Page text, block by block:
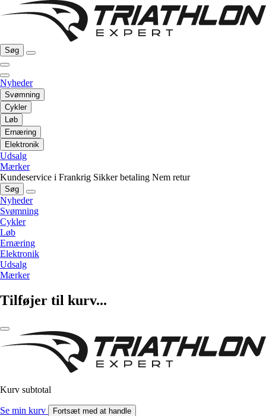
Søg
Nyheder
Svømning
Cykler
Løb
Ernæring
Elektronik
Udsalg
Mærker
Kundeservice i Frankrig Sikker betaling Nem retur
Søg
Nyheder
Svømning
Cykler
Løb
Ernæring
Elektronik
Udsalg
Mærker
Tilføjer til kurv...
Kurv subtotal
Se min kurv Fortsæt med at handle